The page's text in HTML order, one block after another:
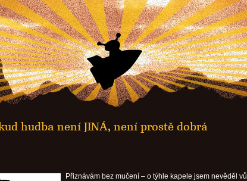
hudba není JINÁ, není prostě dobrá
Přiznávám bez mučení – o týhle kapele jsem nevěděl